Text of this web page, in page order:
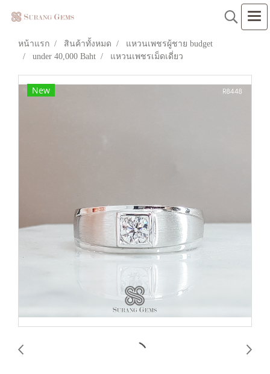
หน้าแรก สินค้าทั้งหมด
แหวนเพชรผู้ชาย budget
under 40,000 Baht
แหวนเพชรเม็ดเดี่ยว
New